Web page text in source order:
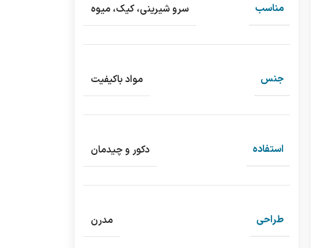
مناسب سرو شیرینی، کیک، میوه‌
جنس مواد باکیفیت
استفاده دکور و چیدمان
طراحی مدرن